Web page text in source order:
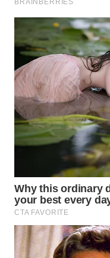
WN
PURWAKARTA
WN
PRIANGAN
TIMUR
WN
SEMARANG
WN
SOLO
WN
BOROBUDUR